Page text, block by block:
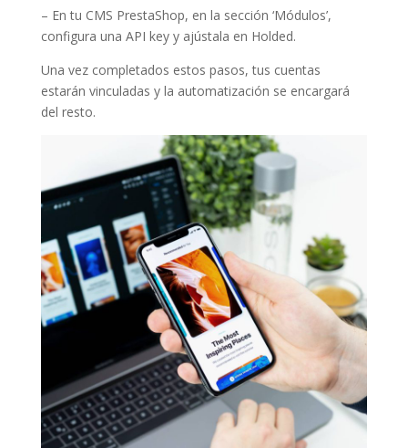
– En tu CMS PrestaShop, en la sección ‘Módulos’,
configura una API key y ajústala en Holded.
Una vez completados estos pasos, tus cuentas
estarán vinculadas y la automatización se encargará
del resto.